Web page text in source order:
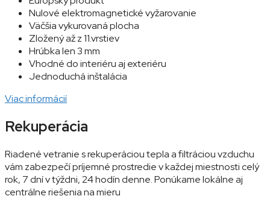
Nulové elektromagnetické vyžarovanie
Väčšia vykurovaná plocha
Zložený až z 11.vrstiev
Hrúbka len 3 mm
Vhodné do interiéru aj exteriéru
Jednoduchá inštalácia
Viac informácií
Rekuperácia
Riadené vetranie s rekuperáciou tepla a filtráciou vzduchu
vám zabezpečí príjemné prostredie v každej miestnosti celý
rok, 7 dní v týždni, 24 hodín denne. Ponúkame lokálne aj
centrálne riešenia na mieru